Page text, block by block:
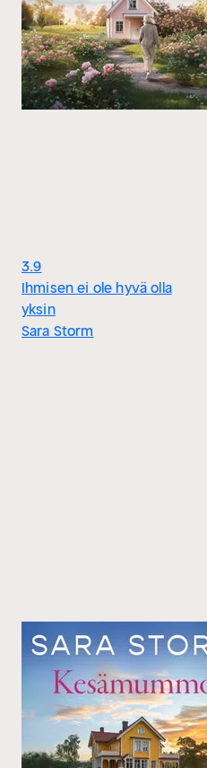
3.9
Ihmisen ei ole hyvä olla
yksin
Sara Storm